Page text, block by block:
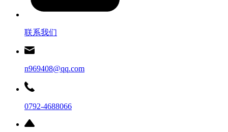
联系我们
n969408@qq.com
0792-4688066